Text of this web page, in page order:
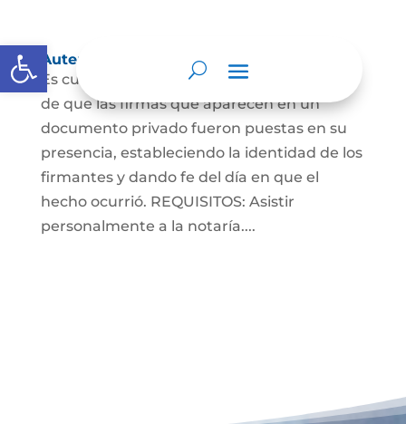
Abrir barra de herramientas
Autenticaciones
Es cuando el notario da testimonio escrito
de que las firmas que aparecen en un
documento privado fueron puestas en su
presencia, estableciendo la identidad de los
firmantes y dando fe del día en que el
hecho ocurrió. REQUISITOS: Asistir
personalmente a la notaría....